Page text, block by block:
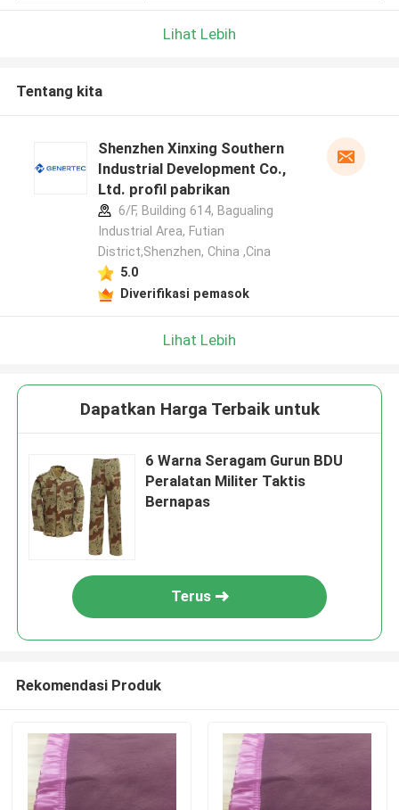
Lihat Lebih
Tentang kita
Shenzhen Xinxing Southern
Industrial Development Co.,
Ltd. profil pabrikan
6/F, Building 614, Bagualing
Industrial Area, Futian
District,Shenzhen, China ,Cina
5.0
Diverifikasi pemasok
Lihat Lebih
Dapatkan Harga Terbaik untuk
6 Warna Seragam Gurun BDU
Peralatan Militer Taktis
Bernapas
Terus
Rekomendasi Produk